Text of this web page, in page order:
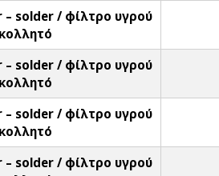
solder / φίλτρο υγρού
solder / φίλτρο υγρού
solder / φίλτρο υγρού
solder / φίλτρο υγρού